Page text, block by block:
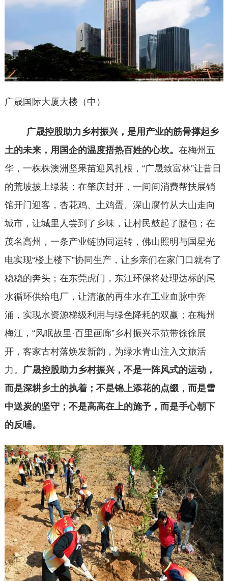
广晟国际大厦大楼（中）
广晟控股助力乡村振兴，是用产业的筋骨撑起乡
土的未来，用国企的温度捂热百姓的心坎。 在梅州五
华，一株株澳洲坚果苗迎风扎根，“广晟致富林”让昔日
的荒坡披上绿装；在肇庆封开，一间间消费帮扶展销
馆开门迎客，杏花鸡、土鸡蛋、深山腐竹从大山走向
城市，让城里人尝到了乡味，让村民鼓起了腰包；在
茂名高州，一条产业链协同运转，佛山照明与国星光
电实现“楼上楼下”协同生产，让乡亲们在家门口就有了
稳稳的奔头；在东莞虎门，东江环保将处理达标的尾
水循环供给电厂，让清澈的再生水在工业血脉中奔
涌，实现水资源梯级利用与绿色降耗的双赢；在梅州
梅江，“风眠故里·百里画廊”乡村振兴示范带徐徐展
开，客家古村落焕发新韵，为绿水青山注入文旅活
力。
广晟控股助力乡村振兴，不是一阵风式的运动，
而是深耕乡土的执着；不是锦上添花的点缀，而是雪
中送炭的坚守；不是高高在上的施予，而是手心朝下
的反哺。